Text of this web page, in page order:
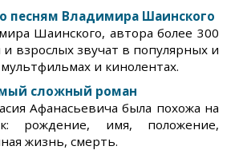
песням Владимира Шаинского
Шаинского, автора более 300
и взрослых звучат в популярных и
и кинолентах.
сложный роман
Афанасьевича была похожа на
рождение, имя, положение,
жизнь, смерть.